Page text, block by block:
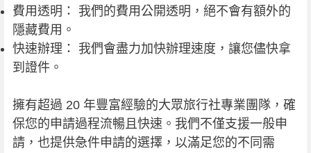
費用透明： 我們的費用公開透明，絕不會有額外的
隱藏費用。
快速辦理： 我們會盡力加快辦理速度，讓您儘快拿
到證件。
擁有超過 20 年豐富經驗的大眾旅行社專業團隊，確
保您的申請過程流暢且快速。我們不僅支援一般申
請，也提供急件申請的選擇，以滿足您的不同需